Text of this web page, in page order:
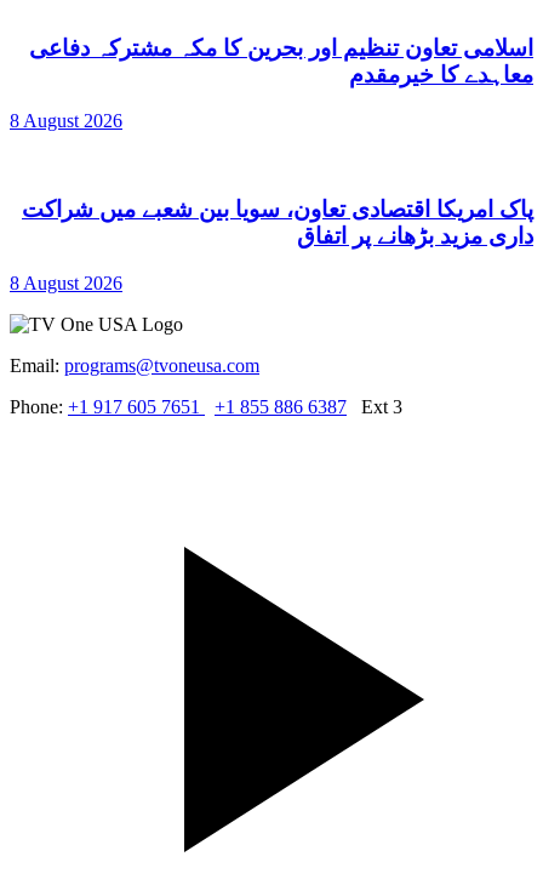
اسلامی تعاون تنظیم اور بحرین کا مکہ مشترکہ دفاعی
معاہدے کا خیرمقدم
8 August 2026
پاک امریکا اقتصادی تعاون، سویا بین شعبے میں شراکت
داری مزید بڑھانے پر اتفاق
8 August 2026
Email: programs@tvoneusa.com
Phone: +1 917 605 7651 +1 855 886 6387 Ext 3